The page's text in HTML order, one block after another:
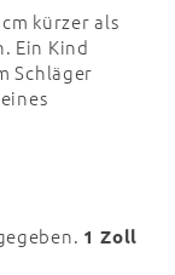
kürzer als
Ein Kind
Schläger
1 Zoll